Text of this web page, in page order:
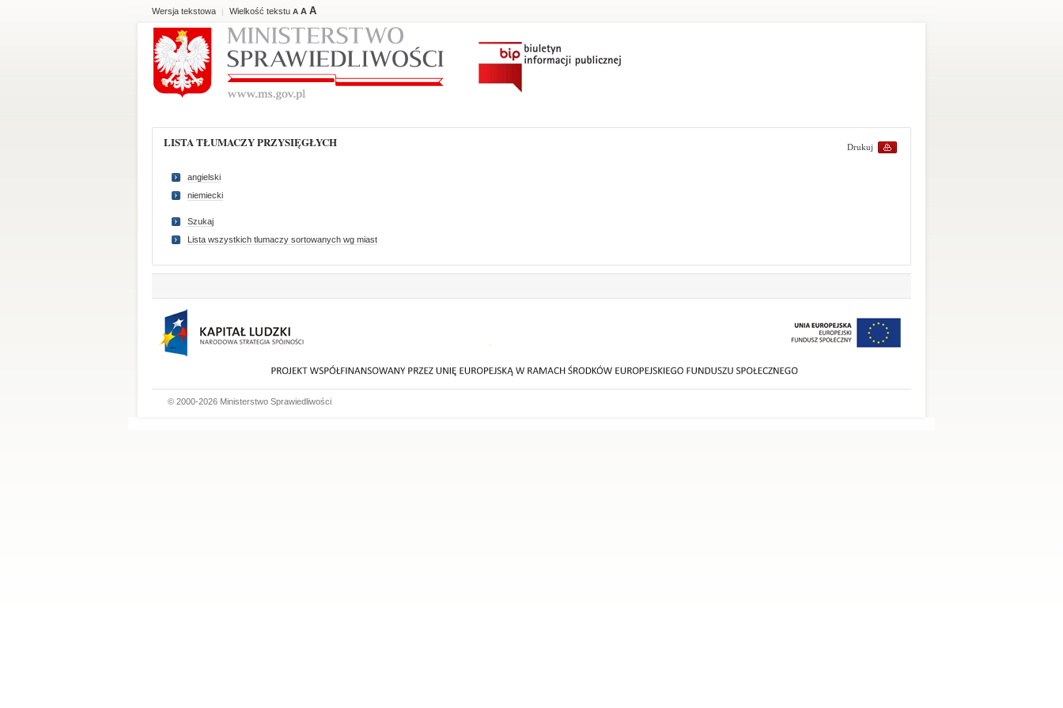
Wersja tekstowa | Wielkość tekstu A A A
Drukuj
LISTA TŁUMACZY PRZYSIĘGŁYCH
angielski
niemiecki
Szukaj
Lista wszystkich tlumaczy sortowanych wg miast
© 2000-2026 Ministerstwo Sprawiedliwości